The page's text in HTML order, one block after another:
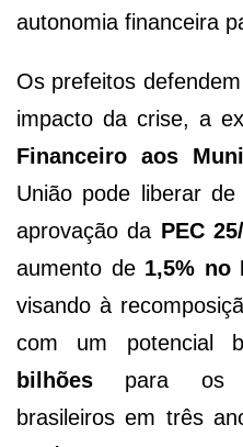
autonomia financeira
Os prefeitos
impacto da crise, a
Financeiro aos
União pode liberar
aprovação da PEC
aumento de 1,5% no
visando à
com um potencial
bilhões para
brasileiros em três